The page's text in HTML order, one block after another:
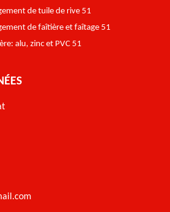
de tuile de rive 51
de faîtière et faîtage 51
alu, zinc et PVC 51